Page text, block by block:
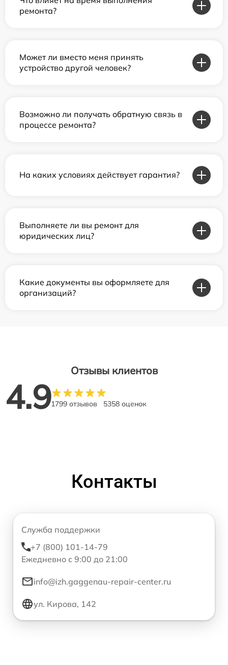
ремонта?
Может ли вместо меня принять
устройство другой человек?
Возможно ли получать обратную связь в
процессе ремонта?
На каких условиях действует гарантия?
Выполняете ли вы ремонт для
юридических лиц?
Какие документы вы оформляете для
организаций?
Отзывы клиентов
4.91799 отзывов 5358 оценок
Контакты
Служба поддержки
+7 (800) 101-14-79
Ежедневно с 9:00 до 21:00
info@izh.gaggenau-repair-center.ru
ул. Кирова, 142